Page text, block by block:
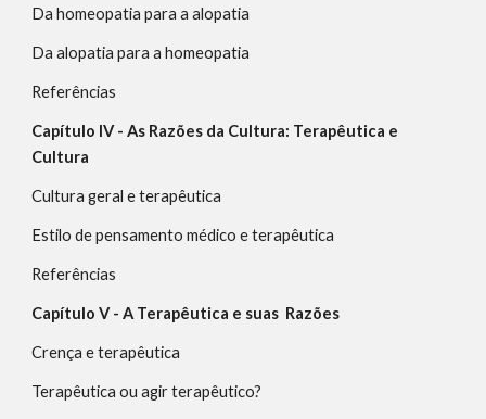
Capítulo IV - As Razões da Cultura: Terapêutica e
Cultura
Capítulo V - A Terapêutica e suas  Razões